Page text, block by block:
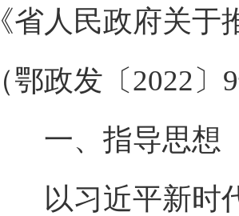
《省人民政府关
（鄂政发〔2022
一、指导思想
以习近平新时代